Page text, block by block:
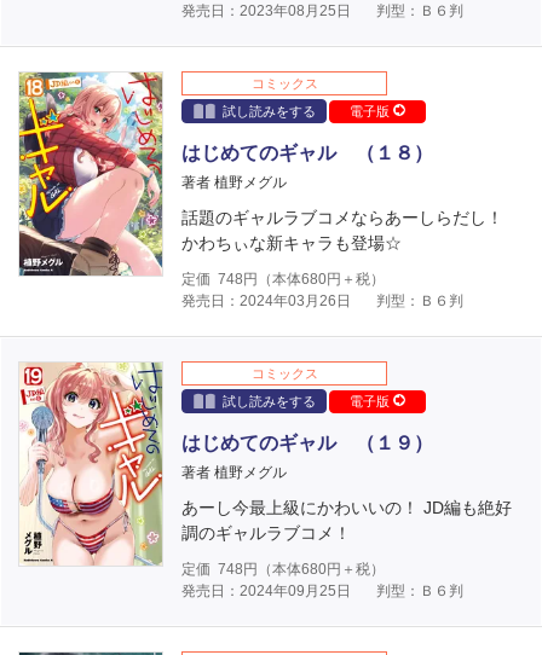
発売日：2023年08月25日
判型：Ｂ６判
コミックス
試し読みをする
電子版
はじめてのギャル （１８）
著者 植野メグル
話題のギャルラブコメならあーしらだし！
かわちぃな新キャラも登場☆
定価 748 円（本体680円＋税）
発売日：2024年03月26日
判型：Ｂ６判
コミックス
試し読みをする
電子版
はじめてのギャル （１９）
著者 植野メグル
あーし今最上級にかわいいの！ JD編も絶好
調のギャルラブコメ！
定価 748 円（本体680円＋税）
発売日：2024年09月25日
判型：Ｂ６判